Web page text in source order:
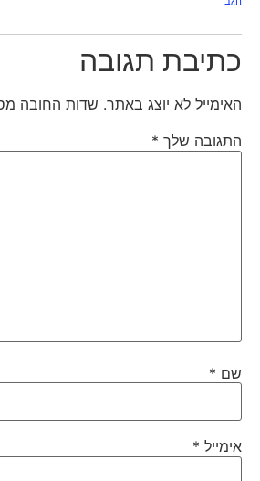
כתיבת תגובה
האימייל לא יוצג באתר. שדות החובה
התגובה שלך*
שם*
אימייל*